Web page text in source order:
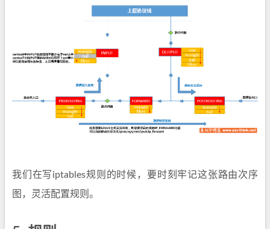
我们在写iptables规则的时候，要时刻牢记这张路由次序
图，灵活配置规则。